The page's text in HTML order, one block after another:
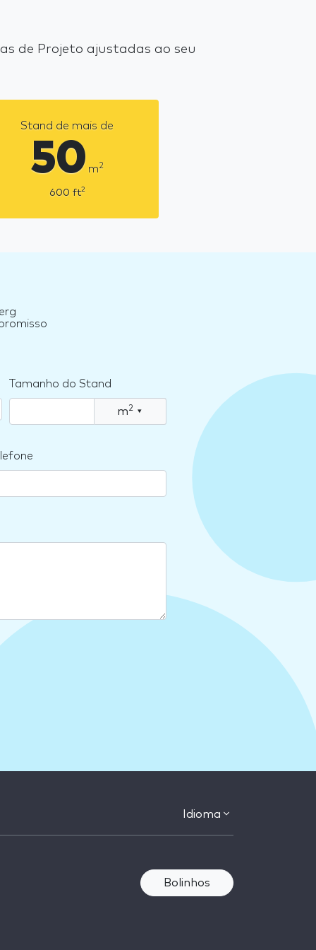
de Projeto ajustadas ao seu
Stand de mais de
50 m2
600 ft2
Tamanho do Stand
m2 ▾
Idioma
Bolinhos